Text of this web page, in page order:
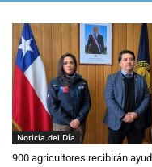
Noticia del Día
900 agricultores recibirán